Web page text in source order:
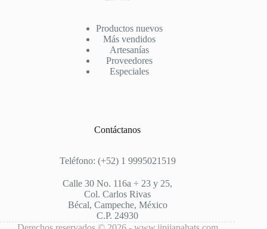
Productos nuevos
Más vendidos
Artesanías
Proveedores
Especiales
Contáctanos
Teléfono: (+52) 1 9995021519
Calle 30 No. 116a ÷ 23 y 25,
Col. Carlos Rivas
Bécal, Campeche, México
C.P. 24930